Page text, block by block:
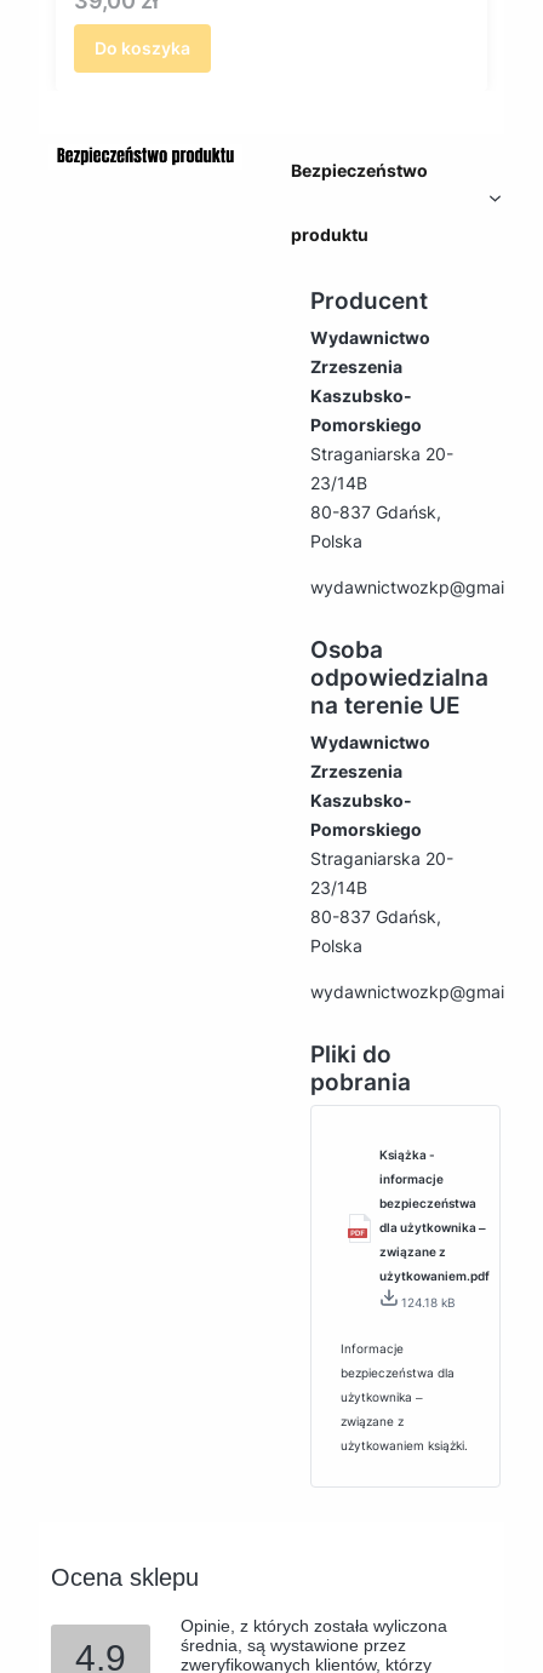
Do koszyka
Bezpieczeństwo
produktu
Producent
Wydawnictwo
Zrzeszenia
Kaszubsko-
Pomorskiego
Straganiarska 20-
23/14B
80-837 Gdańsk,
Polska
Osoba
odpowiedzialna
na terenie UE
Wydawnictwo
Zrzeszenia
Kaszubsko-
Pomorskiego
Straganiarska 20-
23/14B
80-837 Gdańsk,
Polska
Pliki do
pobrania
Książka -
informacje
bezpieczeństwa
dla użytkownika ‒
związane z
użytkowaniem.pdf
124.18 kB
Informacje
bezpieczeństwa dla
użytkownika ‒
związane z
użytkowaniem książki.
Ocena sklepu
4.9
Opinie, z których została wyliczona
średnia, są wystawione przez
zweryfikowanych klientów, którzy